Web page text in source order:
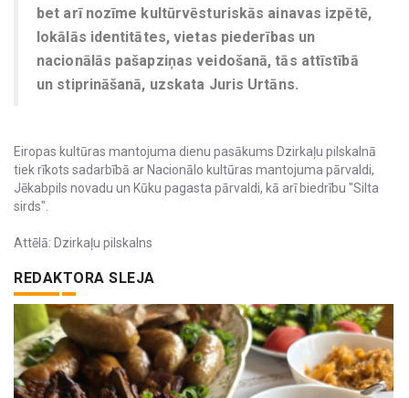
bet arī nozīme kultūrvēsturiskās ainavas izpētē,
lokālās identitātes, vietas piederības un
nacionālās pašapziņas veidošanā, tās attīstībā
un stiprināšanā, uzskata Juris Urtāns.
Eiropas kultūras mantojuma dienu pasākums Dzirkaļu pilskalnā
tiek rīkots sadarbībā ar Nacionālo kultūras mantojuma pārvaldi,
Jēkabpils novadu un Kūku pagasta pārvaldi, kā arī biedrību "Silta
sirds".
Attēlā: Dzirkaļu pilskalns
REDAKTORA SLEJA